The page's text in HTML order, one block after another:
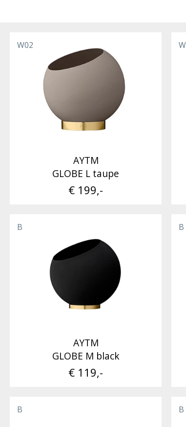
W02
AYTM
GLOBE L taupe
€ 199,-
B
AYTM
GLOBE M black
€ 119,-
B
B B